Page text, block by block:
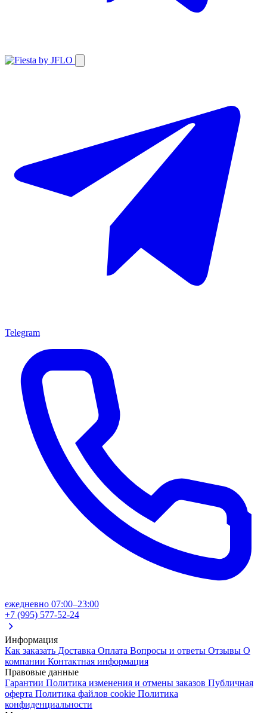
Telegram
ежедневно 07:00–23:00
+7 (995) 577-52-24
Информация
Как заказать Доставка Оплата Вопросы и ответы Отзывы О
компании Контактная информация
Правовые данные
Гарантии Политика изменения и отмены заказов Публичная
оферта Политика файлов cookie Политика
конфиденциальности